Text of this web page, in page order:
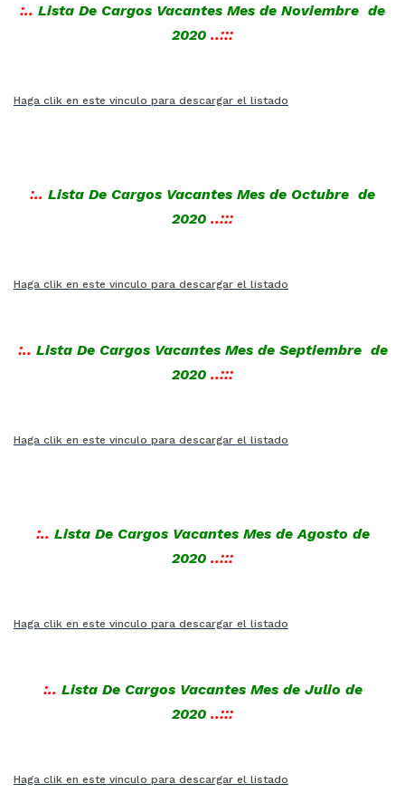
:.. Lista De Cargos Vacantes Mes de Noviembre de
2020 ..:::
Haga clik en este vinculo para descargar el listado
:.. Lista De Cargos Vacantes Mes de Octubre de
2020 ..:::
Haga clik en este vinculo para descargar el listado
:.. Lista De Cargos Vacantes Mes de Septiembre de
2020 ..:::
Haga clik en este vinculo para descargar el listado
:.. Lista De Cargos Vacantes Mes de Agosto de
2020 ..:::
Haga clik en este vinculo para descargar el listado
:.. Lista De Cargos Vacantes Mes de Julio de
2020 ..:::
Haga clik en este vinculo para descargar el listado